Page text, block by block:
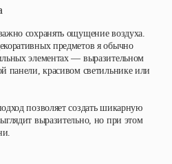
сохранять ощущение воздуха.
предметов я обычно
элементах — выразительном
панели, красивом светильнике или
позволяет создать шикарную
выразительно, но при этом